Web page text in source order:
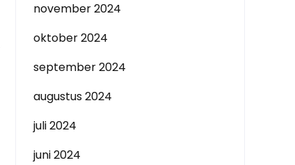
november 2024
oktober 2024
september 2024
augustus 2024
juli 2024
juni 2024